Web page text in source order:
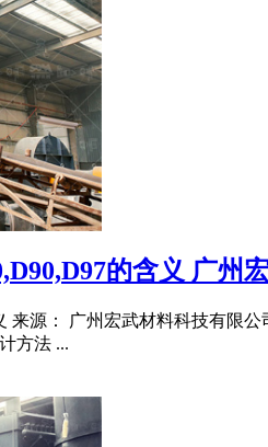
的含义 广州
来源： 广州宏武材料科技有
方法 ...